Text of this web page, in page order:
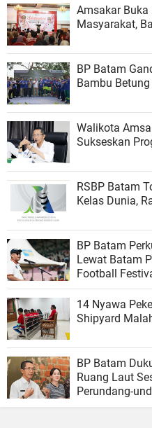
Amsakar Buka
Masyarakat,
BP Batam
Bambu
Walikota
Sukseskan
RSBP Batam
Kelas Dunia,
BP Batam
Lewat Batam
Football
14 Nyawa
Shipyard
BP Batam
Ruang Laut
Perundang-